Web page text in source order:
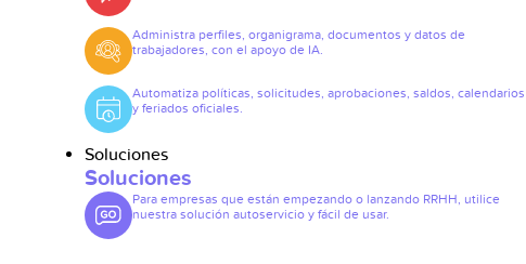
Administra perfiles, organigrama, documentos y datos de
trabajadores, con el apoyo de IA.
Automatiza políticas, solicitudes, aprobaciones, saldos, calendarios
y feriados oficiales.
Soluciones
Soluciones
Para empresas que están empezando o lanzando RRHH, utilice
nuestra solución autoservicio y fácil de usar.